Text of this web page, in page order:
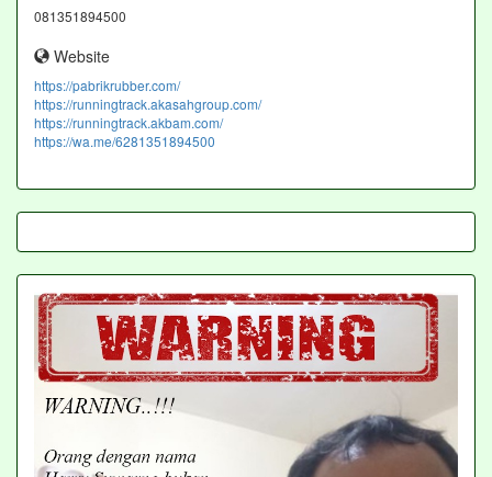
081351894500
Website
https://pabrikrubber.com/
https://runningtrack.akasahgroup.com/
https://runningtrack.akbam.com/
https://wa.me/6281351894500